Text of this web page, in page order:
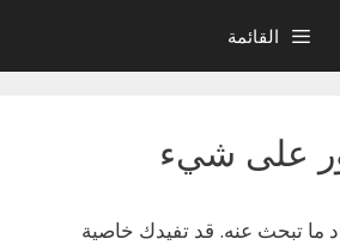
القائمة
على شيء
ما تبحث عنه. قد تفيدك خاصية